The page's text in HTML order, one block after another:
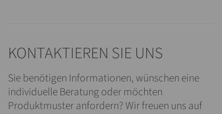
KONTAKTIEREN SIE UNS
Sie benötigen Informationen, wünschen eine
individuelle Beratung oder möchten
Produktmuster anfordern? Wir freuen uns auf